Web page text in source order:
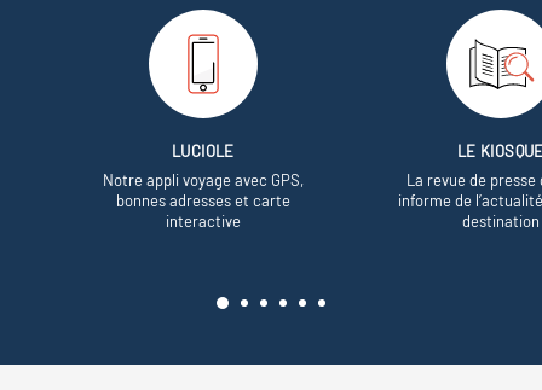
LUCIOLE
Notre appli voyage avec GPS,
bonnes adresses et carte
interactive
LE
La revue de presse
informe de
destination